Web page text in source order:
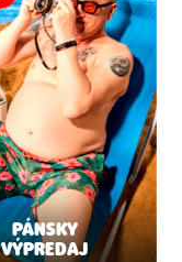
PÁNSKY
VÝPREDAJ